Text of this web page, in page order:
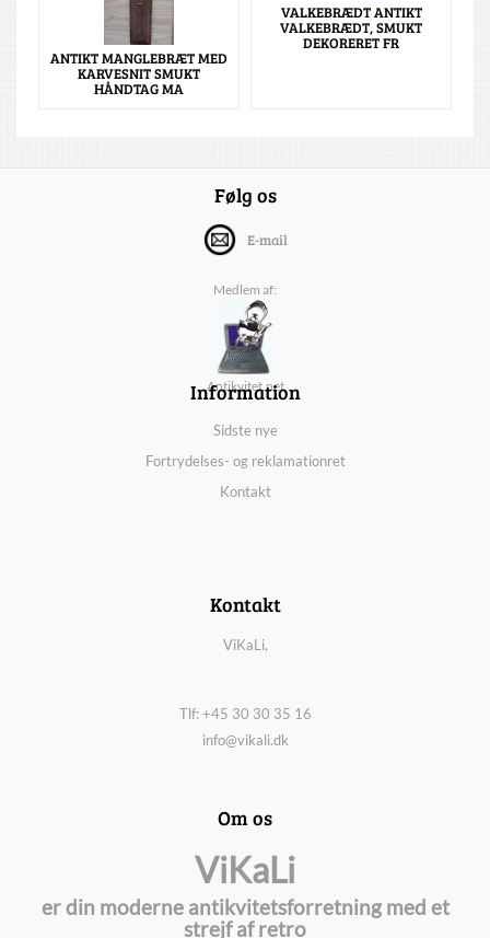
ANTIKT MANGLEBRÆT MED
KARVESNIT SMUKT
HÅNDTAG MA
VALKEBRÆDT ANTIKT
VALKEBRÆDT, SMUKT
DEKORERET FR
Følg os
E-mail
Medlem af:
Antikvitet.net
Information
Sidste nye
Fortrydelses- og reklamationret
Kontakt
Kontakt
ViKaLi,
Tlf: +45 30 30 35 16
info@vikali.dk
Om os
ViKaLi
er din moderne antikvitetsforretning med et
strejf af retro